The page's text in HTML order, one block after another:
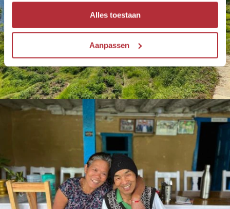
Alles toestaan
Aanpassen